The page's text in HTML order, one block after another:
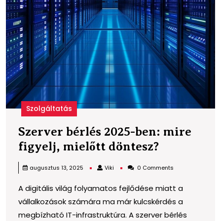
Szolgáltatás
Szerver bérlés 2025-ben: mire
figyelj, mielőtt döntesz?Szerver
ben:
mire
augusztus 13, 2025 Viki Viki 0 Comments
A digitális világ folyamatos fejlődése miatt a
vállalkozások számára ma már kulcskérdés a
megbízható IT-infrastruktúra. A szerver bérlés